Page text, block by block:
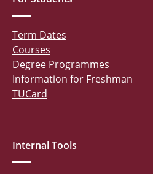
Term Dates
Courses
Degree Programmes
Information for Freshman
TUCard
Internal Tools